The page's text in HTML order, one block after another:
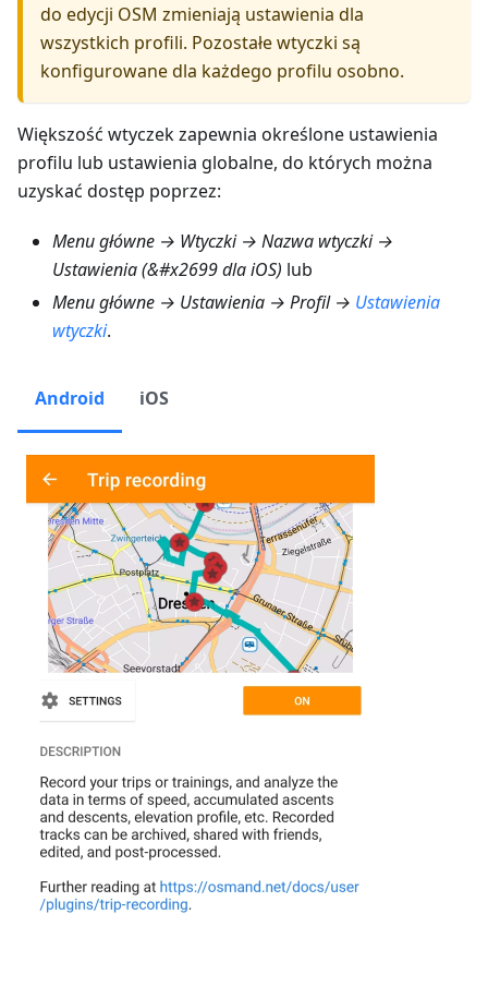
do edycji OSM zmieniają ustawienia dla
wszystkich profili. Pozostałe wtyczki są
konfigurowane dla każdego profilu osobno.
Większość wtyczek zapewnia określone ustawienia
profilu lub ustawienia globalne, do których można
uzyskać dostęp poprzez:
Menu główne → Wtyczki → Nazwa wtyczki →
Ustawienia (&#x2699 dla iOS) lub
Menu główne → Ustawienia → Profil → Ustawienia
wtyczki.
Android iOS